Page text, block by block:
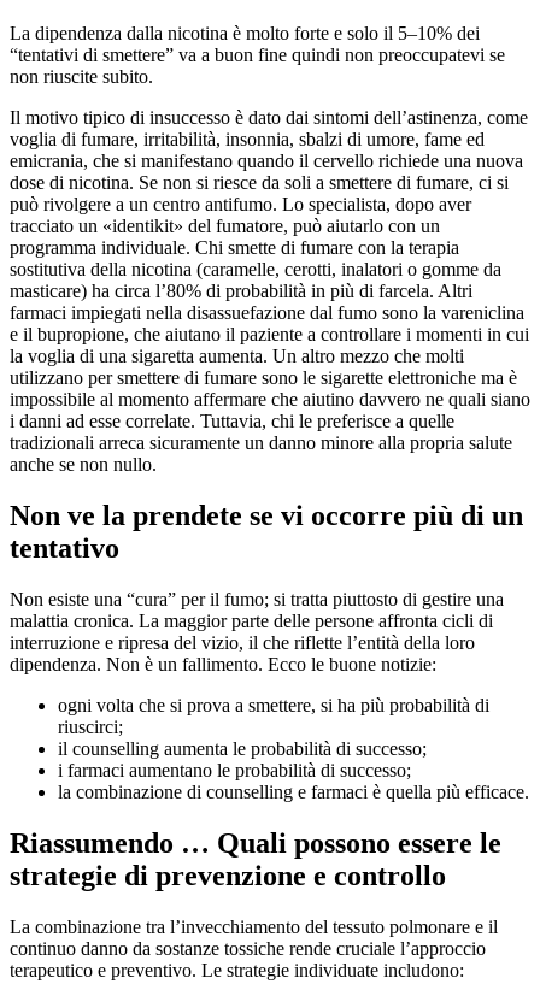
La dipendenza dalla nicotina è molto forte e solo il 5–10% dei
“tentativi di smettere” va a buon fine quindi non preoccupatevi se
non riuscite subito.
Il motivo tipico di insuccesso è dato dai sintomi dell’astinenza, come
voglia di fumare, irritabilità, insonnia, sbalzi di umore, fame ed
emicrania, che si manifestano quando il cervello richiede una nuova
dose di nicotina. Se non si riesce da soli a smettere di fumare, ci si
può rivolgere a un centro antifumo. Lo specialista, dopo aver
tracciato un «identikit» del fumatore, può aiutarlo con un
programma individuale. Chi smette di fumare con la terapia
sostitutiva della nicotina (caramelle, cerotti, inalatori o gomme da
masticare) ha circa l’80% di probabilità in più di farcela. Altri
farmaci impiegati nella disassuefazione dal fumo sono la vareniclina
e il bupropione, che aiutano il paziente a controllare i momenti in cui
la voglia di una sigaretta aumenta. Un altro mezzo che molti
utilizzano per smettere di fumare sono le sigarette elettroniche ma è
impossibile al momento affermare che aiutino davvero ne quali siano
i danni ad esse correlate. Tuttavia, chi le preferisce a quelle
tradizionali arreca sicuramente un danno minore alla propria salute
anche se non nullo.
Non ve la prendete se vi occorre più di un
tentativo
Non esiste una “cura” per il fumo; si tratta piuttosto di gestire una
malattia cronica. La maggior parte delle persone affronta cicli di
interruzione e ripresa del vizio, il che riflette l’entità della loro
dipendenza. Non è un fallimento. Ecco le buone notizie:
ogni volta che si prova a smettere, si ha più probabilità di
riuscirci;
il counselling aumenta le probabilità di successo;
i farmaci aumentano le probabilità di successo;
la combinazione di counselling e farmaci è quella più efficace.
Riassumendo … Quali possono essere le
strategie di prevenzione e controllo
La combinazione tra l’invecchiamento del tessuto polmonare e il
continuo danno da sostanze tossiche rende cruciale l’approccio
terapeutico e preventivo. Le strategie individuate includono: